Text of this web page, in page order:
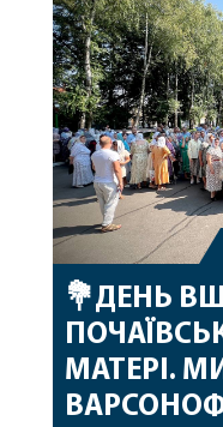
допомоги, миру,
благословенних
архіпастирському
💐ДЕНЬ
МАТЕРІ.